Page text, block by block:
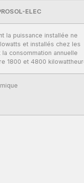
ELEC
la puissance installée ne
et installés chez les
consommation annuelle
1800 et 4800